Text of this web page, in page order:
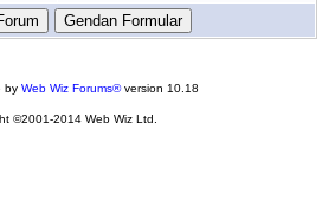
by Web Wiz Forums®version 10.18
©2001-2014 Web Wiz Ltd.